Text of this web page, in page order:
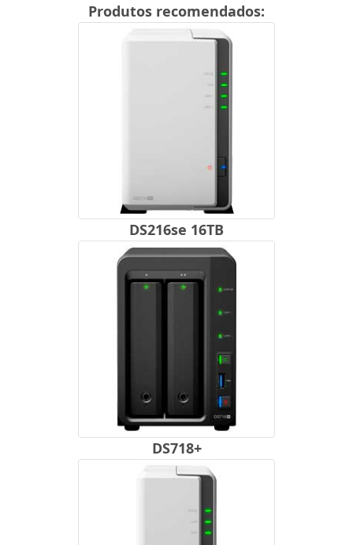
Produtos recomendados:
DS216se 16TB
DS718+